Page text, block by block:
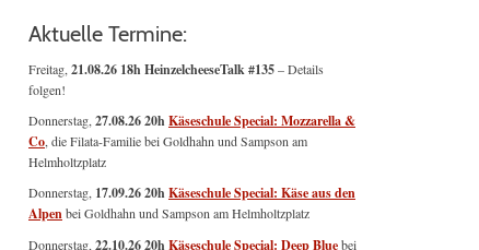
Aktuelle Termine:
Freitag, 21.08.26 18h HeinzelcheeseTalk #135– Details
folgen!
Donnerstag, 27.08.26 20hKäseschule Special: Mozzarella &
Co , die Filata-Familie bei Goldhahn und Sampson am
Helmholtzplatz
Donnerstag, 17.09.26 20hKäseschule Special: Käse aus den
Alpenbei Goldhahn und Sampson am Helmholtzplatz
Donnerstag, 22.10.26 20hKäseschule Special: Deep Bluebei